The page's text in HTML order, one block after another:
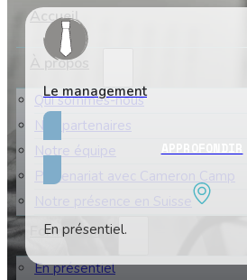
Accueil
À propos
Qui sommes-nous
Nos partenaires
Notre équipe
Partenariat avec Cameron Camp
Formations
En présentiel
Le management
En présentiel.